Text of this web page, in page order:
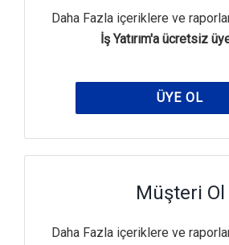
Daha Fazla içeriklere ve
İş Yatırım'a ücretsiz
ÜYE OL
Müşteri Ol
Daha Fazla içeriklere ve